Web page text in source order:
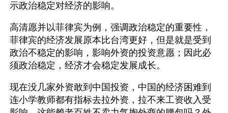
示政治稳定对经济的影响。
高清愿并以菲律宾为例，强调政治稳定的重要性，
菲律宾的经济发展原本比台湾更好，但是就是受到
政治不稳定的影响，影响外资的投资意愿；因此必
须政治稳定，经济才会稳定发展成长。
现在没几家外资敢到中国投资，中国的经济困难到
连小学教师都有指标去拉外资，拉不来工资收入受